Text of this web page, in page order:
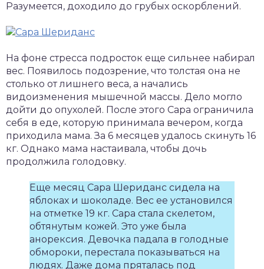
Разумеется, доходило до грубых оскорблений.
На фоне стресса подросток еще сильнее набирал
вес. Появилось подозрение, что толстая она не
столько от лишнего веса, а начались
видоизменения мышечной массы. Дело могло
дойти до опухолей. После этого Сара ограничила
себя в еде, которую принимала вечером, когда
приходила мама. За 6 месяцев удалось скинуть 16
кг. Однако мама настаивала, чтобы дочь
продолжила голодовку.
Еще месяц Сара Шериданс сидела на
яблоках и шоколаде. Вес ее установился
на отметке 19 кг. Сара стала скелетом,
обтянутым кожей. Это уже была
анорексия. Девочка падала в голодные
обмороки, перестала показываться на
людях. Даже дома пряталась под